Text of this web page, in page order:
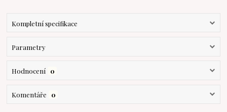
Kompletní specifikace
Parametry
Hodnocení 0
Komentáře 0